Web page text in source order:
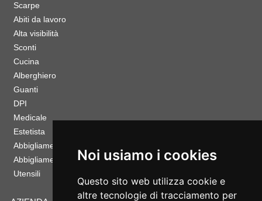
Noi usiamo i cookies
Questo sito web utilizza cookie e
altre tecnologie di tracciamento per
Scarpe
Abiti da lavoro
Alta visibilità
Sconti
Cucina
Alberghiero
Guanti
DPI
Medicale
Estetista
Abbigliamento Sportivo
Abbigliamento Bambino
Utensili